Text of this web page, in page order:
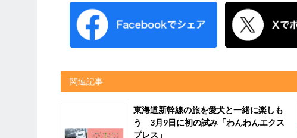
関連記事
東海道新幹線の旅を愛犬と一緒に楽しも
う 3月9日に初の試み「わんわんエクス
プレス」